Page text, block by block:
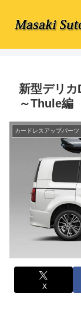
新型デリ
～Thule編
カードレスアップパーツ
X